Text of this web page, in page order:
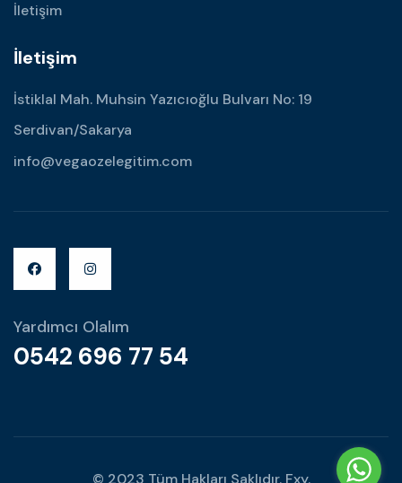
İletişim
İletişim
İstiklal Mah. Muhsin Yazıcıoğlu Bulvarı No: 19
Serdivan/Sakarya
info@vegaozelegitim.com
Yardımcı Olalım
0542 696 77 54
© 2023 Tüm Hakları Saklıdır. Fxy.